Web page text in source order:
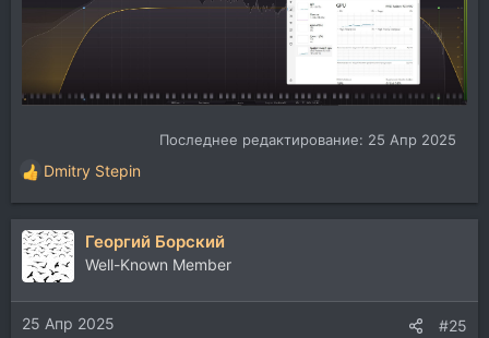
Последнее редактирование: 25 Апр 2025
Р
е
а
к
ц
и
и
:
Dmitry Stepin
Георгий Борский
Well-Known Member
25 Апр 2025 #25